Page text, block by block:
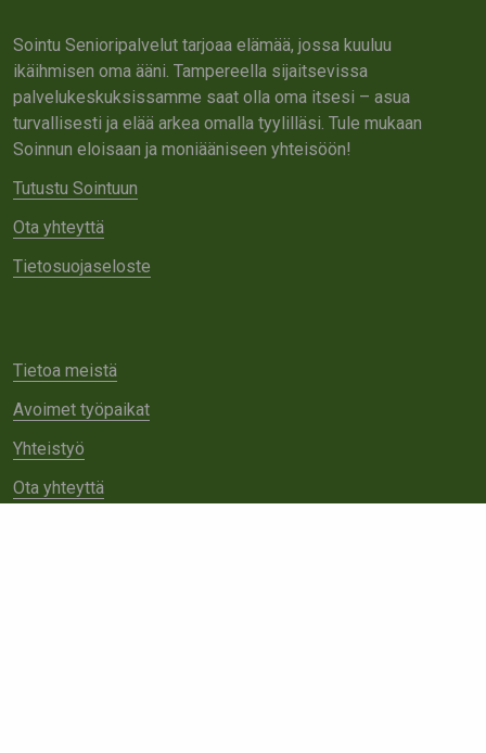
Sointu Senioripalvelut tarjoaa elämää, jossa kuuluu
ikäihmisen oma ääni. Tampereella sijaitsevissa
palvelukeskuksissamme saat olla oma itsesi – asua
turvallisesti ja elää arkea omalla tyylilläsi. Tule mukaan
Soinnun eloisaan ja moniääniseen yhteisöön!
Tutustu Sointuun
Ota yhteyttä
Tietosuojaseloste
Tietoa meistä
Avoimet työpaikat
Yhteistyö
Ota yhteyttä